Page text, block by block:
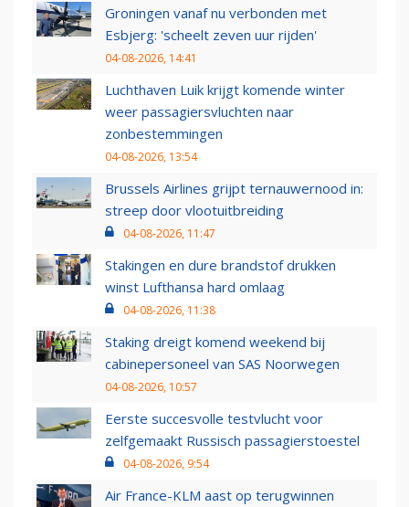
Groningen vanaf nu verbonden met
Esbjerg: 'scheelt zeven uur rijden'
04-08-2026, 14:41
Luchthaven Luik krijgt komende winter
weer passagiersvluchten naar
zonbestemmingen
04-08-2026, 13:54
Brussels Airlines grijpt ternauwernood in:
streep door vlootuitbreiding
04-08-2026, 11:47
Stakingen en dure brandstof drukken
winst Lufthansa hard omlaag
04-08-2026, 11:38
Staking dreigt komend weekend bij
cabinepersoneel van SAS Noorwegen
04-08-2026, 10:57
Eerste succesvolle testvlucht voor
zelfgemaakt Russisch passagierstoestel
04-08-2026, 9:54
Air France-KLM aast op terugwinnen